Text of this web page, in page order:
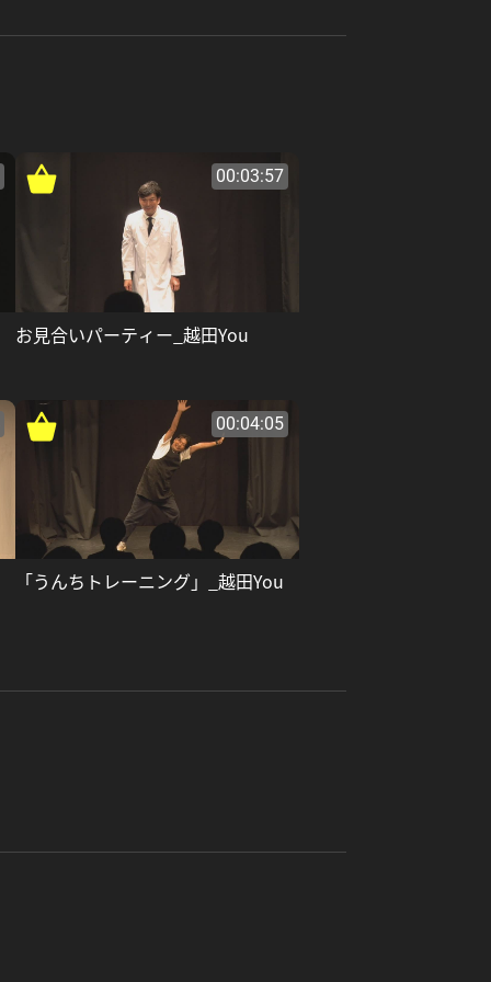
00:03:57
お見合いパーティー_越田You
00:04:05
「うんちトレーニング」_越田You